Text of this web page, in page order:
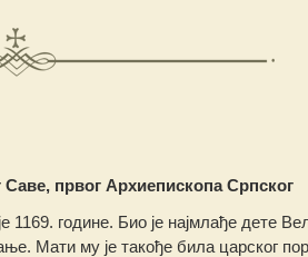
првог Архиепископа Српског
1169. године. Био је најмлађе дете
Мати му је такође била царског